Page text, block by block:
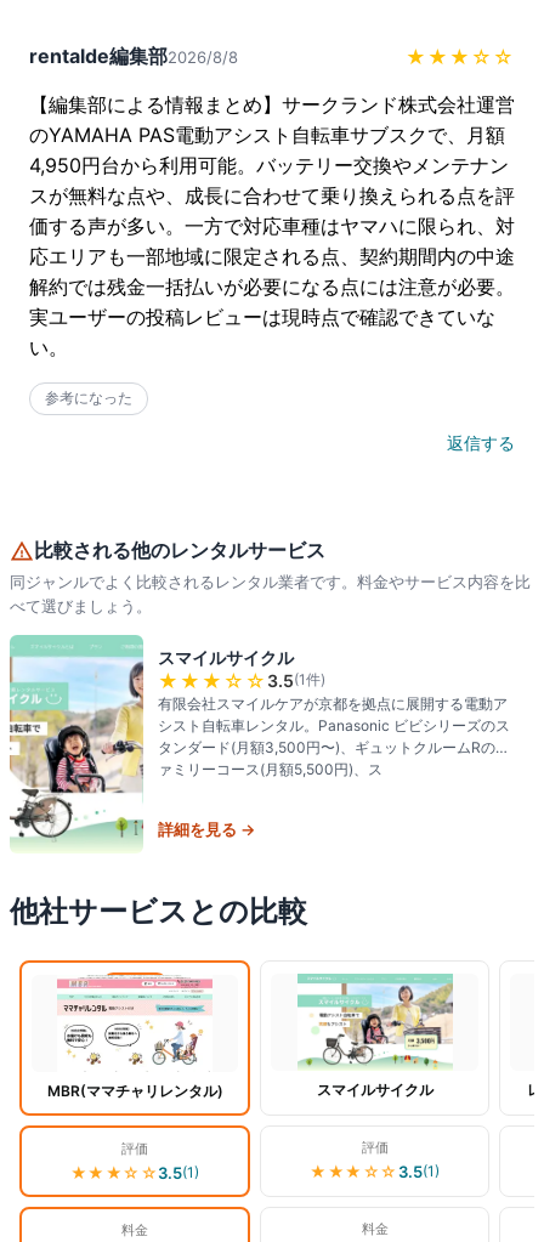
rentalde編集部2026/8/8 ★★★ ☆☆
【編集部による情報まとめ】サークランド株式会社運営
のYAMAHA PAS電動アシスト自転車サブスクで、月額
4,950円台から利用可能。バッテリー交換やメンテナン
スが無料な点や、成長に合わせて乗り換えられる点を評
価する声が多い。一方で対応車種はヤマハに限られ、対
応エリアも一部地域に限定される点、契約期間内の中途
解約では残金一括払いが必要になる点には注意が必要。
実ユーザーの投稿レビューは現時点で確認できていな
い。
参考になった
返信する
比較される他のレンタルサービス
同ジャンルでよく比較されるレンタル業者です。料金やサービス内容を比
べて選びましょう。
スマイルサイクル
★★★ ☆☆ 3.5(1件)
有限会社スマイルケアが京都を拠点に展開する電動ア
シスト自転車レンタル。Panasonic ビビシリーズのス
タンダード(月額3,500円〜)、ギュットクルームRのフ
ァミリーコース(月額5,500円)、ス
詳細を見る →
他社サービスとの比較
閲覧中
MBR(ママチャリレンタル) スマイルサイクル
評価
★★★☆☆3.5(1)
評価
★★★ ☆☆ 3.5(1)
料金 料金